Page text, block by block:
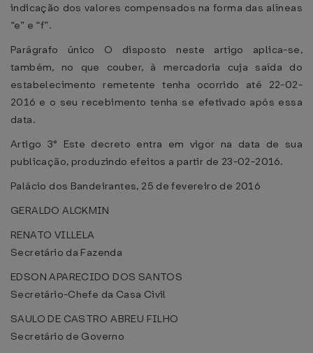
indicação dos valores compensados na forma das alíneas
“e” e “f”.
Parágrafo único O disposto neste artigo aplica-se,
também, no que couber, à mercadoria cuja saída do
estabelecimento remetente tenha ocorrido até 22-02-
2016 e o seu recebimento tenha se efetivado após essa
data.
Artigo 3° Este decreto entra em vigor na data de sua
publicação, produzindo efeitos a partir de 23-02-2016.
Palácio dos Bandeirantes, 25 de fevereiro de 2016
GERALDO ALCKMIN
RENATO VILLELA
Secretário da Fazenda
EDSON APARECIDO DOS SANTOS
Secretário-Chefe da Casa Civil
SAULO DE CASTRO ABREU FILHO
Secretário de Governo